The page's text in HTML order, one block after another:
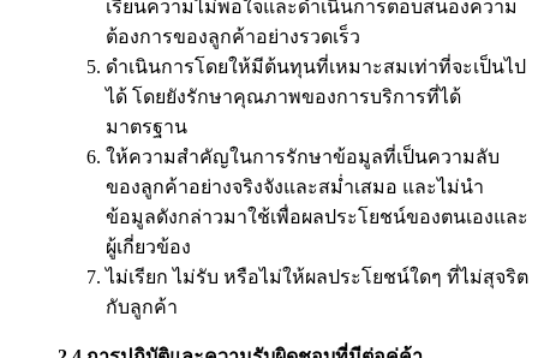
เรียนความไม่พอใจและดำเนินการตอบสนองความ
ต้องการของลูกค้าอย่างรวดเร็ว
ดำเนินการโดยให้มีต้นทุนที่เหมาะสมเท่าที่จะเป็นไป
ได้ โดยยังรักษาคุณภาพของการบริการที่ได้
มาตรฐาน
ให้ความสำคัญในการรักษาข้อมูลที่เป็นความลับ
ของลูกค้าอย่างจริงจังและสม่ำเสมอ และไม่นำ
ข้อมูลดังกล่าวมาใช้เพื่อผลประโยชน์ของตนเองและ
ผู้เกี่ยวข้อง
ไม่เรียก ไม่รับ หรือไม่ให้ผลประโยชน์ใดๆ ที่ไม่สุจริต
กับลูกค้า